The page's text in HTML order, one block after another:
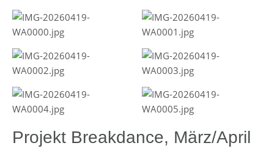
Projekt Breakdance, März/April